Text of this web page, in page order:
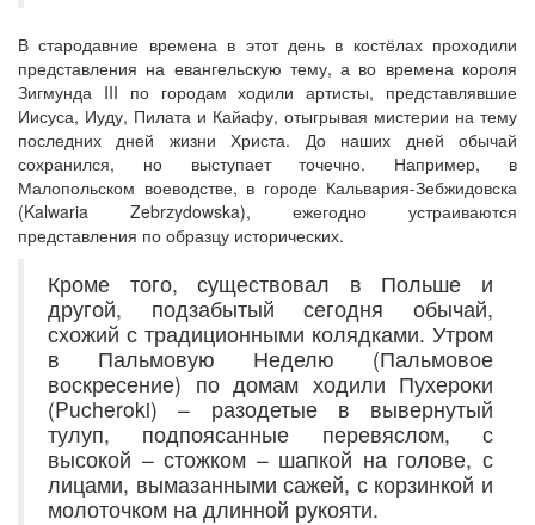
В стародавние времена в этот день в костёлах проходили
представления на евангельскую тему, а во времена короля
Зигмунда III по городам ходили артисты, представлявшие
Иисуса, Иуду, Пилата и Кайафу, отыгрывая мистерии на тему
последних дней жизни Христа. До наших дней обычай
сохранился, но выступает точечно. Например, в
Малопольском воеводстве, в городе Кальвария-Зебжидовска
(Kalwaria Zebrzydowska), ежегодно устраиваются
представления по образцу исторических.
Кроме того, существовал в Польше и
другой, подзабытый сегодня обычай,
схожий с традиционными колядками. Утром
в Пальмовую Неделю (Пальмовое
воскресение) по домам ходили Пухероки
(Pucheroki) – разодетые в вывернутый
тулуп, подпоясанные перевяслом, с
высокой – стожком – шапкой на голове, с
лицами, вымазанными сажей, с корзинкой и
молоточком на длинной рукояти.